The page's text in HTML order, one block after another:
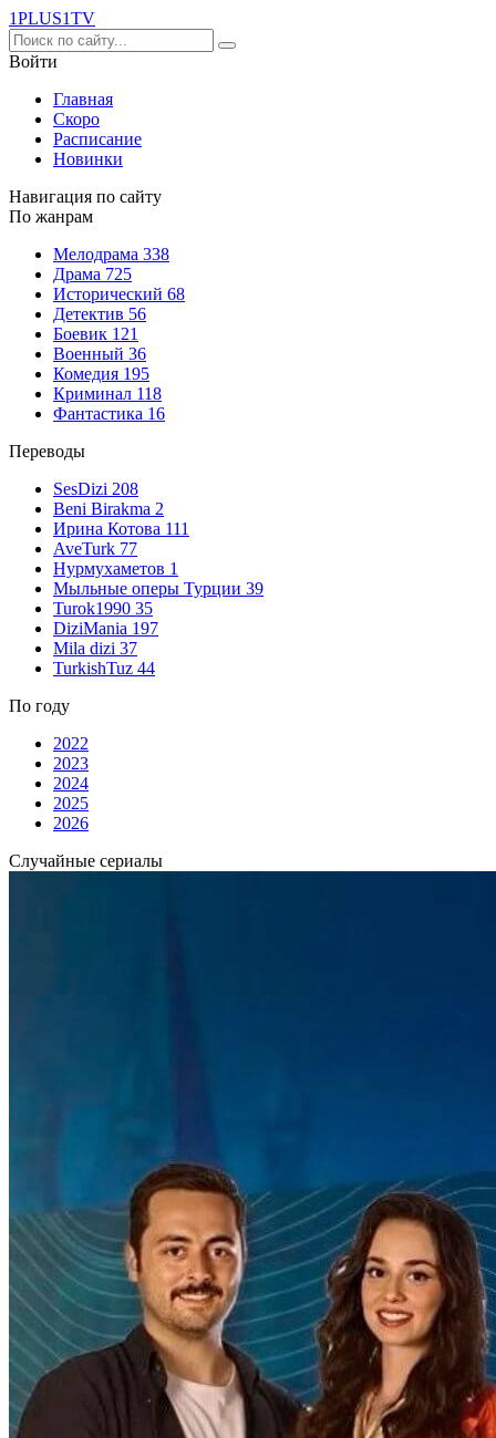
1PLUS1TV
Войти
Главная
Скоро
Расписание
Новинки
Навигация по сайту
По жанрам
Мелодрама 338
Драма 725
Исторический 68
Детектив 56
Боевик 121
Военный 36
Комедия 195
Криминал 118
Фантастика 16
Переводы
SesDizi 208
Beni Birakma 2
Ирина Котова 111
AveTurk 77
Нурмухаметов 1
Мыльные оперы Турции 39
Turok1990 35
DiziMania 197
Mila dizi 37
TurkishTuz 44
По году
2022
2023
2024
2025
2026
Случайные сериалы